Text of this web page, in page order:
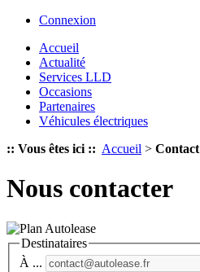
Connexion
Accueil
Actualité
Services LLD
Occasions
Partenaires
Véhicules électriques
:: Vous êtes ici :: Accueil > Contact
Nous contacter
Destinataires
À ...